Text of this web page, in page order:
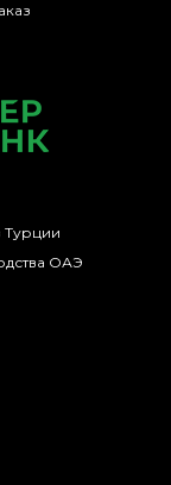
Турции
ОАЭ